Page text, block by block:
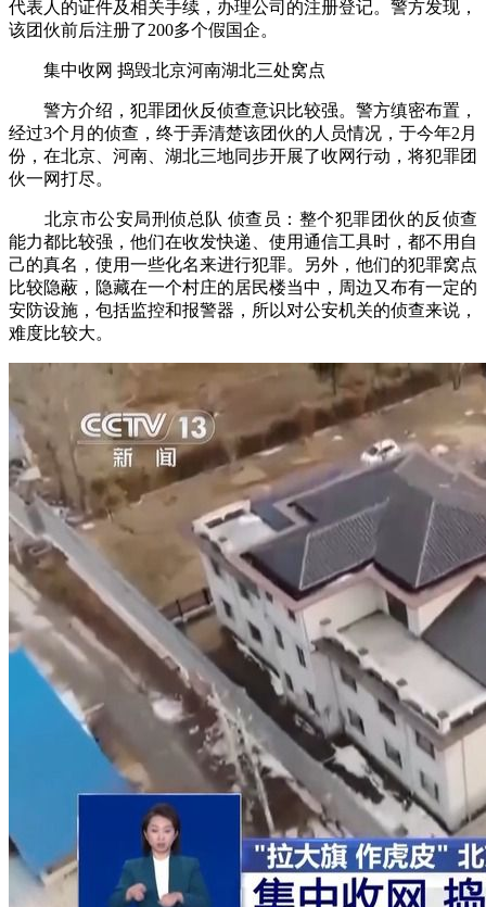
代表人的证件及相关手续，办理公司的注册登记。警方发现，
该团伙前后注册了200多个假国企。
集中收网 捣毁北京河南湖北三处窝点
警方介绍，犯罪团伙反侦查意识比较强。警方缜密布置，
经过3个月的侦查，终于弄清楚该团伙的人员情况，于今年2月
份，在北京、河南、湖北三地同步开展了收网行动，将犯罪团
伙一网打尽。
北京市公安局刑侦总队 侦查员：整个犯罪团伙的反侦查
能力都比较强，他们在收发快递、使用通信工具时，都不用自
己的真名，使用一些化名来进行犯罪。另外，他们的犯罪窝点
比较隐蔽，隐藏在一个村庄的居民楼当中，周边又布有一定的
安防设施，包括监控和报警器，所以对公安机关的侦查来说，
难度比较大。